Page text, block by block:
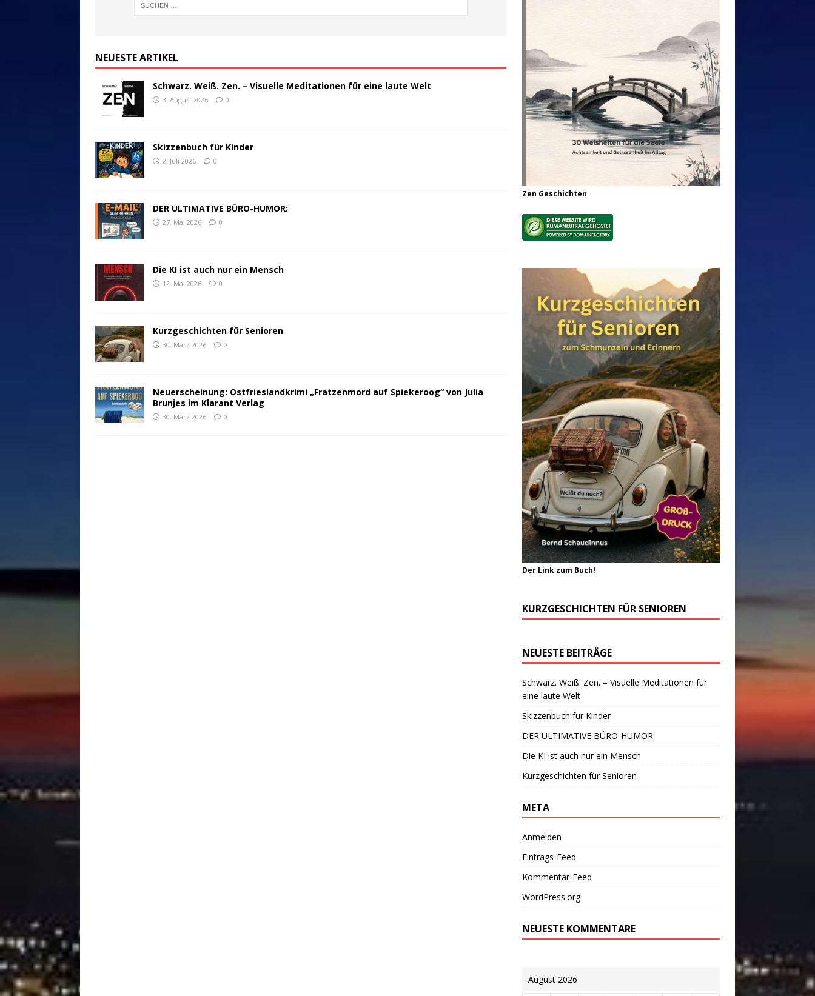
NEUESTE ARTIKEL
Schwarz. Weiß. Zen. – Visuelle Meditationen für eine laute Welt
3. August 2026 0
Skizzenbuch für Kinder
2. Juli 2026 0
DER ULTIMATIVE BÜRO-HUMOR:
27. Mai 2026 0
Die KI ist auch nur ein Mensch
12. Mai 2026 0
Kurzgeschichten für Senioren
30. März 2026 0
Neuerscheinung: Ostfrieslandkrimi „Fratzenmord auf Spiekeroog“ von Julia
Brunjes im Klarant Verlag
30. März 2026 0
Zen Geschichten
Der Link zum Buch!
KURZGESCHICHTEN FÜR SENIOREN
NEUESTE BEITRÄGE
Schwarz. Weiß. Zen. – Visuelle Meditationen für
eine laute Welt
Skizzenbuch für Kinder
DER ULTIMATIVE BÜRO-HUMOR:
Die KI ist auch nur ein Mensch
Kurzgeschichten für Senioren
META
Anmelden
Eintrags-Feed
Kommentar-Feed
WordPress.org
NEUESTE KOMMENTARE
August 2026